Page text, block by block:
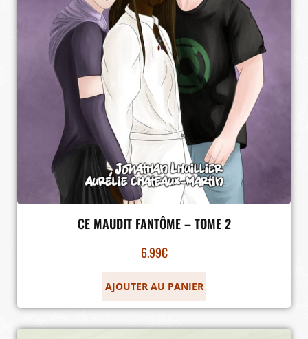
CE MAUDIT FANTÔME – TOME 2
6.99€
AJOUTER AU PANIER